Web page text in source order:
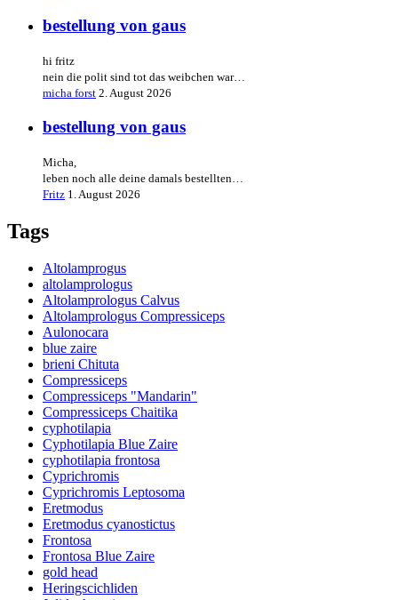
bestellung von gaus
hi fritz
nein die polit sind tot das weibchen war…
micha forst 2. August 2026
bestellung von gaus
Micha,
leben noch alle deine damals bestellten…
Fritz 1. August 2026
Tags
Altolamprogus
altolamprologus
Altolamprologus Calvus
Altolamprologus Compressiceps
Aulonocara
blue zaire
brieni Chituta
Compressiceps
Compressiceps "Mandarin"
Compressiceps Chaitika
cyphotilapia
Cyphotilapia Blue Zaire
cyphotilapia frontosa
Cyprichromis
Cyprichromis Leptosoma
Eretmodus
Eretmodus cyanostictus
Frontosa
Frontosa Blue Zaire
gold head
Heringscichliden